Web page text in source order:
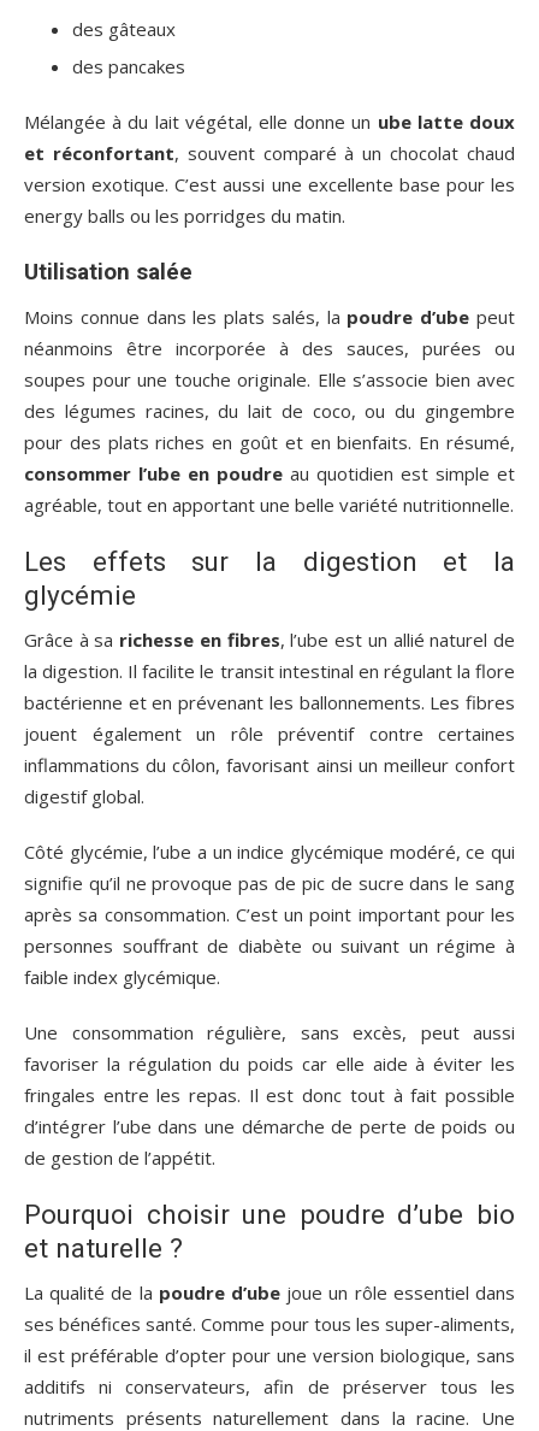
des gâteaux
des pancakes
Mélangée à du lait végétal, elle donne un ube latte doux
et réconfortant, souvent comparé à un chocolat chaud
version exotique. C’est aussi une excellente base pour les
energy balls ou les porridges du matin.
Utilisation salée
Moins connue dans les plats salés, la poudre d’ube peut
néanmoins être incorporée à des sauces, purées ou
soupes pour une touche originale. Elle s’associe bien avec
des légumes racines, du lait de coco, ou du gingembre
pour des plats riches en goût et en bienfaits. En résumé,
consommer l’ube en poudre au quotidien est simple et
agréable, tout en apportant une belle variété nutritionnelle.
Les effets sur la digestion et la
glycémie
Grâce à sa richesse en fibres, l’ube est un allié naturel de
la digestion. Il facilite le transit intestinal en régulant la flore
bactérienne et en prévenant les ballonnements. Les fibres
jouent également un rôle préventif contre certaines
inflammations du côlon, favorisant ainsi un meilleur confort
digestif global.
Côté glycémie, l’ube a un indice glycémique modéré, ce qui
signifie qu’il ne provoque pas de pic de sucre dans le sang
après sa consommation. C’est un point important pour les
personnes souffrant de diabète ou suivant un régime à
faible index glycémique.
Une consommation régulière, sans excès, peut aussi
favoriser la régulation du poids car elle aide à éviter les
fringales entre les repas. Il est donc tout à fait possible
d’intégrer l’ube dans une démarche de perte de poids ou
de gestion de l’appétit.
Pourquoi choisir une poudre d’ube bio
et naturelle ?
La qualité de la poudre d’ube joue un rôle essentiel dans
ses bénéfices santé. Comme pour tous les super-aliments,
il est préférable d’opter pour une version biologique, sans
additifs ni conservateurs, afin de préserver tous les
nutriments présents naturellement dans la racine. Une